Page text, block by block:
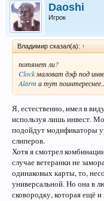
Daoshi
Игрок
Владимир сказал(а): ↑
потянет ли?
Clock маловат дэф под
Alarmа тут
Я, естественно, имел в
используя лишь инвест.
подойдут модификаторы
слиперов.
Хотя я смотрел
случае ветеранки не
одинаковых карты, то,
универсальной. Но она в
сковородку, которая ещё